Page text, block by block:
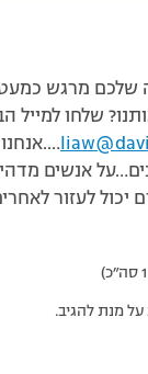
שלכם מרגש כמעט
שלחו למייל
אנשים
יכול לעזור
מנת להגיב.